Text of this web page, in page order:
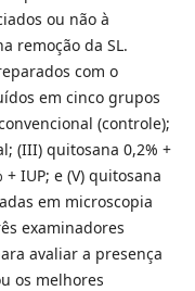
ou não à
remoção da SL.
com o
em cinco grupos
(controle);
(III) quitosana 0,2% +
IUP; e (V) quitosana
em microscopia
examinadores
avaliar a presença
os melhores